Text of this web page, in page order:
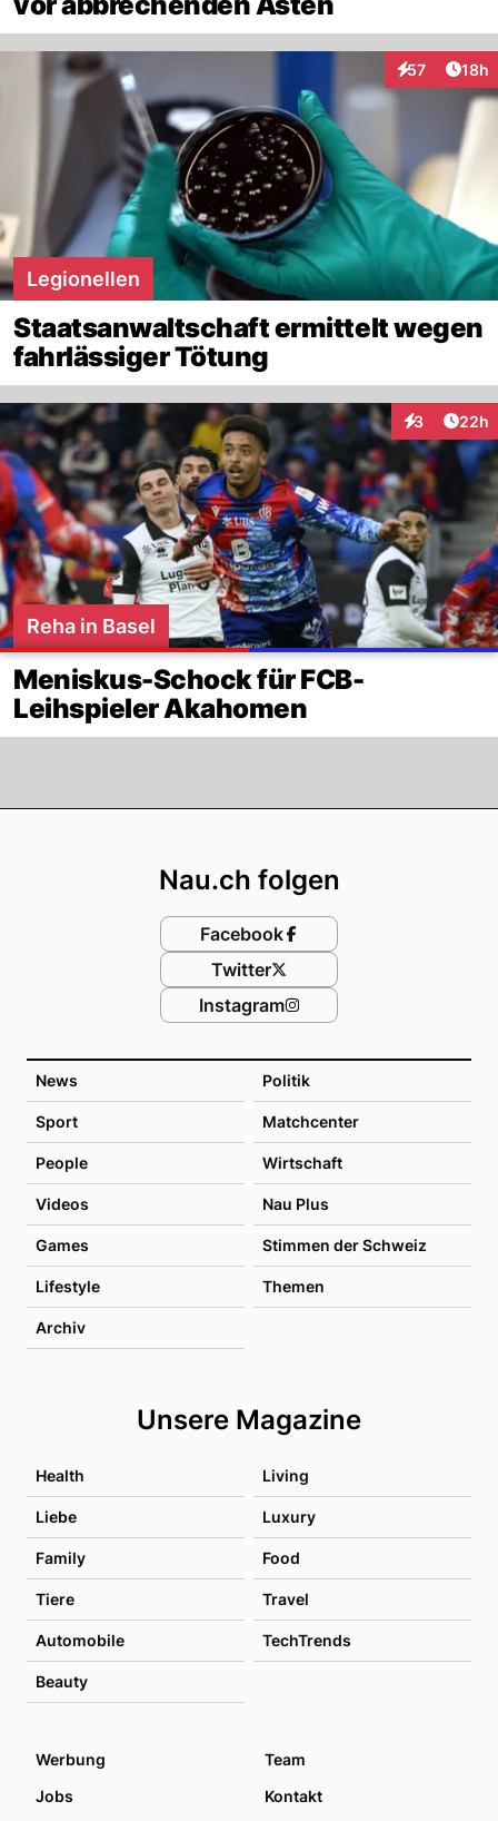
57
Interaktionen
18h
Legionellen
Staatsanwaltschaft ermittelt wegen
fahrlässiger Tötung
3
Interaktionen
22h
Reha in Basel
Meniskus-Schock für FCB-
Leihspieler Akahomen
News Politik
Sport Matchcenter
People Wirtschaft
Videos Nau Plus
Games Stimmen der Schweiz
Lifestyle Themen
Archiv
Unsere Magazine
Health Living
Liebe Luxury
Family Food
Tiere Travel
Automobile TechTrends
Beauty
Nau.ch folgen
Facebook
Twitter
Instagram
Werbung
Team
Jobs
Kontakt